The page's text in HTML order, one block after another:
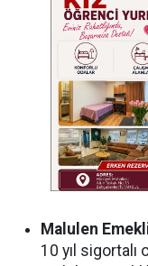
Malulen
10 yıl